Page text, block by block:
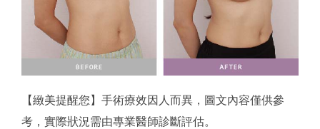
【緻美提醒您】手術療效因人而異，圖文內容僅供參
考，實際狀況需由專業醫師診斷評估。